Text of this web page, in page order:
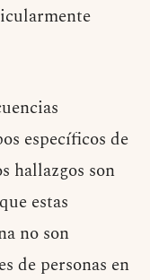
específicos de
hallazgos son
estas
no son
de personas en